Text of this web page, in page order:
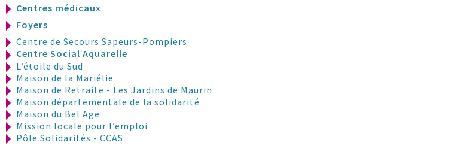
Centres médicaux
Foyers
Centre de Secours Sapeurs-Pompiers
Centre Social Aquarelle
L’étoile du Sud
Maison de la Mariélie
Maison de Retraite - Les Jardins de Maurin
Maison départementale de la solidarité
Maison du Bel Age
Mission locale pour l’emploi
Pôle Solidarités - CCAS